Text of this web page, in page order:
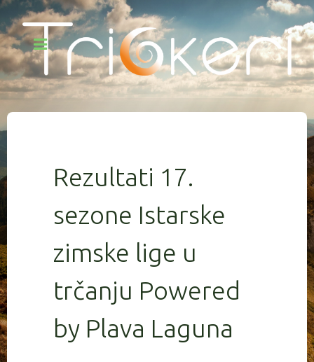
Rezultati 17.
sezone Istarske
zimske lige u
trčanju Powered
by Plava Laguna